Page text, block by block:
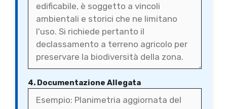
4. Documentazione Allegata